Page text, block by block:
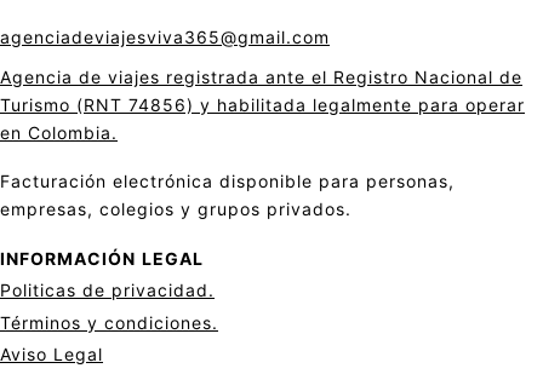
agenciadeviajesviva365@gmail.com
Agencia de viajes registrada ante el Registro Nacional de
Turismo (RNT 74856) y habilitada legalmente para operar
en Colombia.
Facturación electrónica disponible para personas,
empresas, colegios y grupos privados.
INFORMACIÓN LEGAL
Politicas de privacidad.
Términos y condiciones.
Aviso Legal